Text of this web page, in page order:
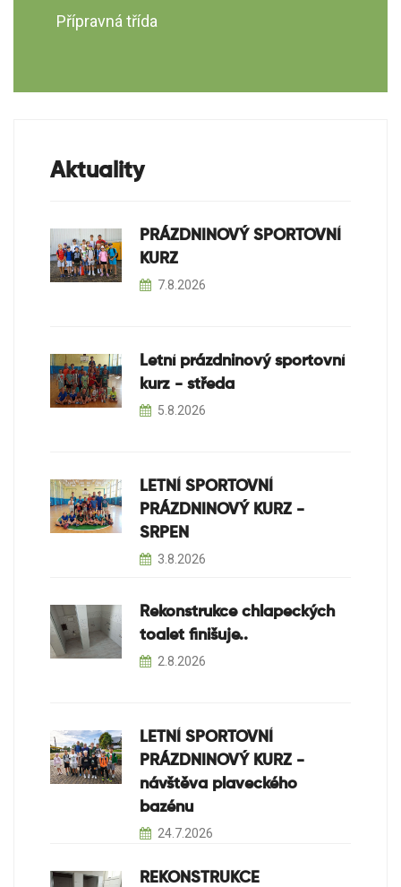
Přípravná třída
Aktuality
PRÁZDNINOVÝ SPORTOVNÍ
KURZ
7.8.2026
Letní prázdninový sportovní
kurz - středa
5.8.2026
LETNÍ SPORTOVNÍ
PRÁZDNINOVÝ KURZ -
SRPEN
3.8.2026
Rekonstrukce chlapeckých
toalet finišuje..
2.8.2026
LETNÍ SPORTOVNÍ
PRÁZDNINOVÝ KURZ -
návštěva plaveckého
bazénu
24.7.2026
REKONSTRUKCE